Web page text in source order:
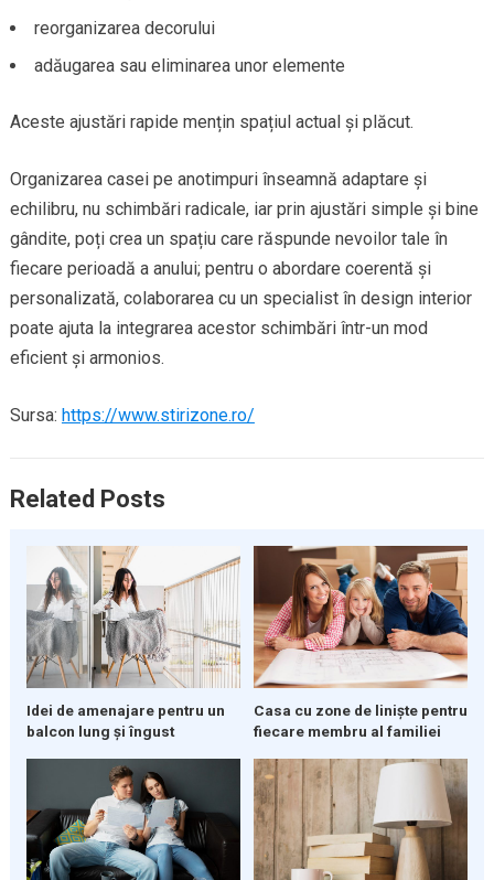
reorganizarea decorului
adăugarea sau eliminarea unor elemente
Aceste ajustări rapide mențin spațiul actual și plăcut.
Organizarea casei pe anotimpuri înseamnă adaptare și
echilibru, nu schimbări radicale, iar prin ajustări simple și bine
gândite, poți crea un spațiu care răspunde nevoilor tale în
fiecare perioadă a anului; pentru o abordare coerentă și
personalizată, colaborarea cu un specialist în design interior
poate ajuta la integrarea acestor schimbări într-un mod
eficient și armonios.
Sursa: https://www.stirizone.ro/
Related Posts
Idei de amenajare pentru un
balcon lung și îngust
Casa cu zone de liniște pentru
fiecare membru al familiei